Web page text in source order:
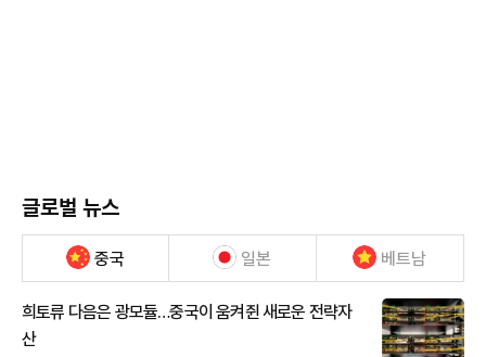
글로벌 뉴스
중국 일본 베트남
희토류 다음은 광모듈…중국이 움켜쥔 새로운 전략자
산